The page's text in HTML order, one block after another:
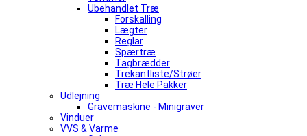
Ubehandlet Træ
Forskalling
Lægter
Reglar
Spærtræ
Tagbrædder
Trekantliste/Strøer
Træ Hele Pakker
Udlejning
Gravemaskine - Minigraver
Vinduer
VVS & Varme